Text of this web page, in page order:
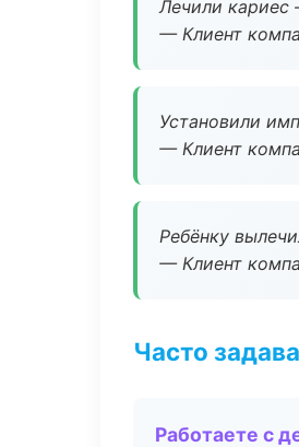
Лечили кариес
— Клиент
Установили
— Клиент
Ребёнку
— Клиент
Часто
Работаете с